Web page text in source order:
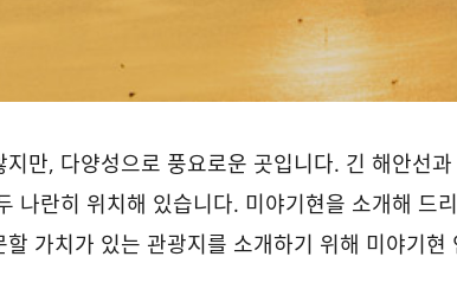
지만, 다양성으로 풍요로운 곳입니다. 긴 해안선
나란히 위치해 있습니다. 미야기현을 소개해 드
할 가치가 있는 관광지를 소개하기 위해 미야기현